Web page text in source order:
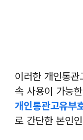
이러한 개인통
속 사용이 가능
개인통관고유부
로 간단한 본인